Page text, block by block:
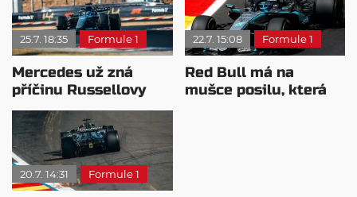
25.7. 18:35 Formule 1
Mercedes už zná
příčinu Russellovy
kvalifikační poruchy
22.7. 15:08 Formule 1
Red Bull má na
mušce posilu, která
20.7. 14:31 Formule 1